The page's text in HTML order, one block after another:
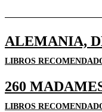
ALEMANIA,
LIBROS
260
LIBROS